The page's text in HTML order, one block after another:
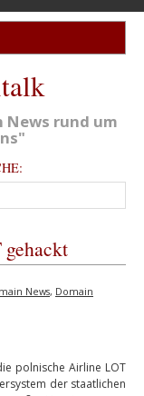
News rund um
News, Domain
polnische Airline LOT
der staatlichen